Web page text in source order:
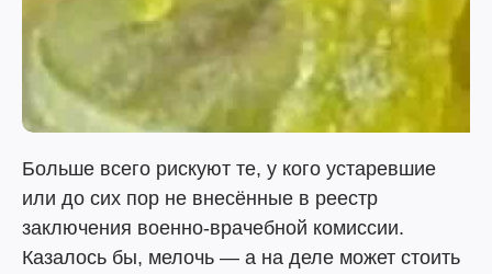
Больше всего рискуют те, у кого устаревшие
или до сих пор не внесённые в реестр
заключения военно-врачебной комиссии.
Казалось бы, мелочь — а на деле может стоить